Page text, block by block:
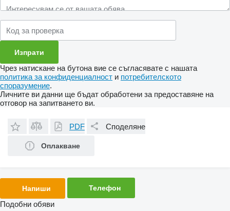
Чрез натискане на бутона вие се съгласявате с нашата
политика за конфиденциалност и потребителското
споразумение.
Личните ви данни ще бъдат обработени за предоставяне на
отговор на запитването ви.
PDF Споделяне
Оплакване
Напиши Телефон
Подобни обяви